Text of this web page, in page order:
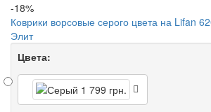
-18%
Коврики ворсовые серого цвета на Lifan
Элит
Цвета: